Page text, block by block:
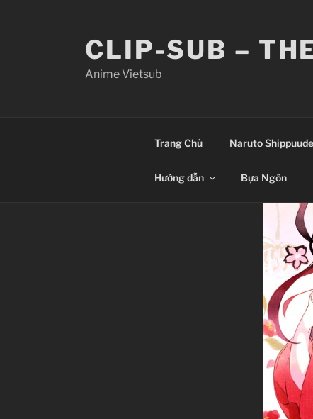
CLIP-SUB –
Anime Vietsub
Trang Chủ Naruto
Hướng dẫn Bựa Ngôn